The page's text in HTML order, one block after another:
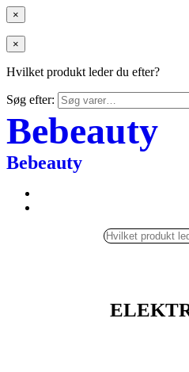
×
×
Hvilket produkt leder du efter?
Søg efter:
Bebeauty
Bebeauty